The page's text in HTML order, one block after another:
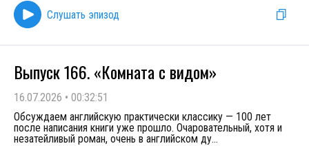
Слушать эпизод
Выпуск 166. «Комната с видом»
16.07.2026 • 00:32:51
Обсуждаем английскую практически классику — 100 лет
после написания книги уже прошло. Очаровательный, хотя и
незатейливый роман, очень в английском ду...